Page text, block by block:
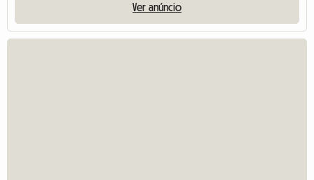
Ver anúncio